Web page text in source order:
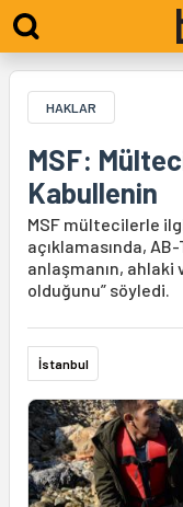
HAKLAR
MSF:
Kabullenin
MSF mültecilerle
açıklamasında,
anlaşmanın,
olduğunu” söyledi.
İstanbul